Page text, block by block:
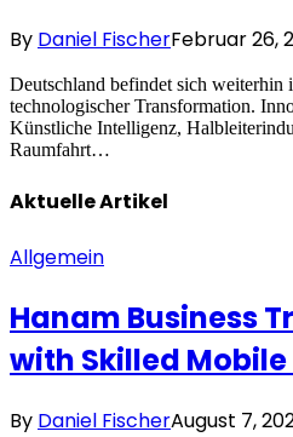
By Daniel FischerFebruar 26,
Deutschland befindet sich weiterhin
technologischer Transformation.
Künstliche Intelligenz,
Raumfahrt…
AktuelleArtikel
Allgemein
Hanam Business
with Skilled
By Daniel FischerAugust 7,